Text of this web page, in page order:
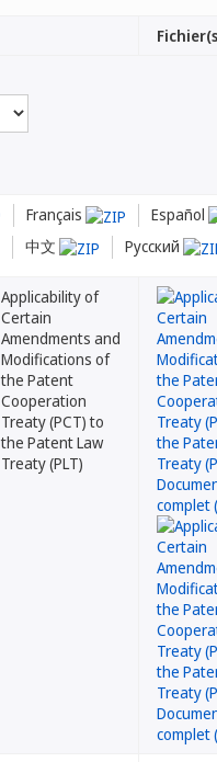
Français
Español
中文 Русский
Applicability of
Certain
Amendments and
Modifications of
the Patent
Cooperation
Treaty (PCT) to
the Patent Law
Treaty (PLT)